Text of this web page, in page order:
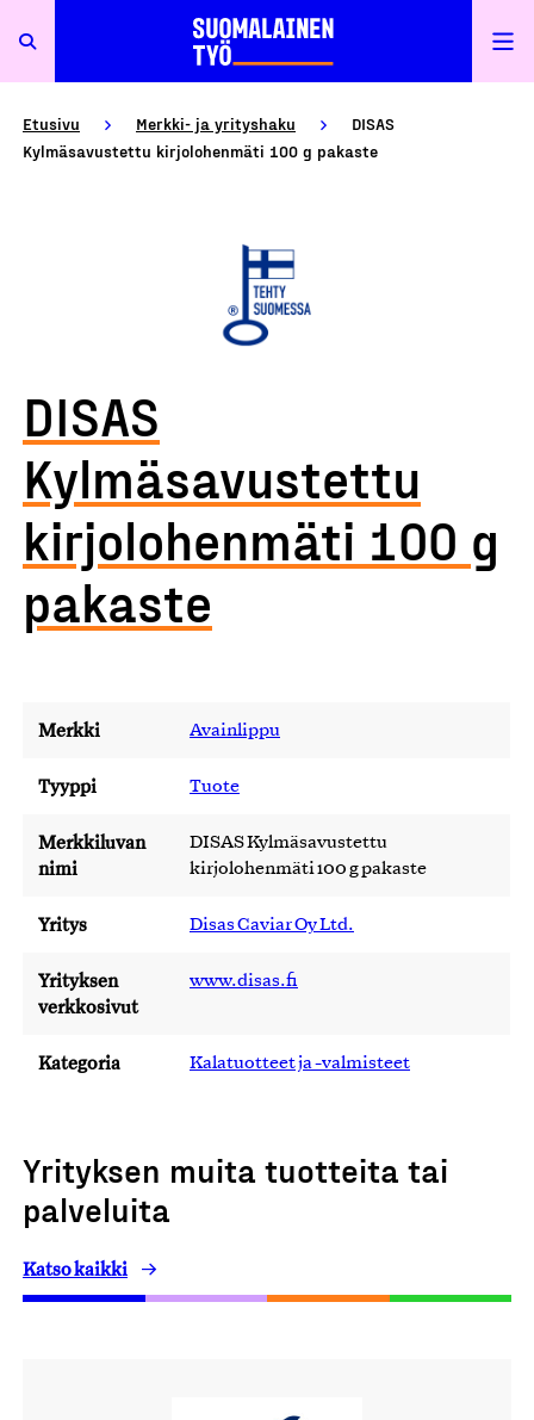
Etusivu Merkki- ja yrityshaku
DISAS
Kylmäsavustettu kirjolohenmäti 100 g pakaste
DISAS
Kylmäsavustettu
kirjolohenmäti 100 g
pakaste
Merkki Avainlippu
Tyyppi Tuote
Merkkiluvan
nimi
DISAS Kylmäsavustettu
kirjolohenmäti 100 g pakaste
Yritys Disas Caviar Oy Ltd.
Yrityksen
verkkosivut
www.disas.fi
Kategoria Kalatuotteet ja -valmisteet
Yrityksen muita tuotteita tai
palveluita
Katso kaikki